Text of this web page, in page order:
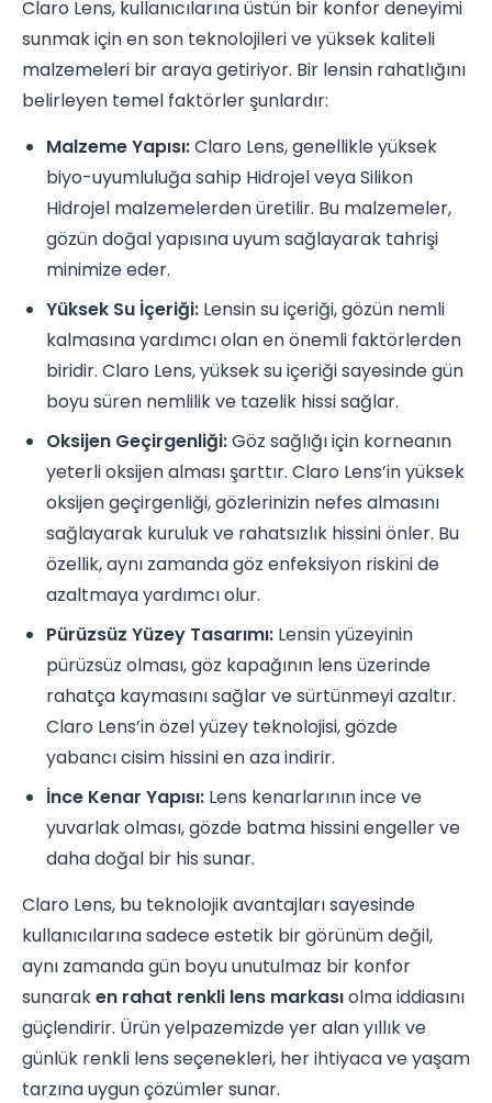
Claro Lens, kullanıcılarına üstün bir konfor deneyimi
sunmak için en son teknolojileri ve yüksek kaliteli
malzemeleri bir araya getiriyor. Bir lensin rahatlığını
belirleyen temel faktörler şunlardır:
Malzeme Yapısı:Claro Lens, genellikle yüksek
biyo-uyumluluğa sahip Hidrojel veya Silikon
Hidrojel malzemelerden üretilir. Bu malzemeler,
gözün doğal yapısına uyum sağlayarak tahrişi
minimize eder.
Yüksek Su İçeriği: Lensin su içeriği, gözün nemli
kalmasına yardımcı olan en önemli faktörlerden
biridir. Claro Lens, yüksek su içeriği sayesinde gün
boyu süren nemlilik ve tazelik hissi sağlar.
Oksijen Geçirgenliği:Göz sağlığı için korneanın
yeterli oksijen alması şarttır. Claro Lens’in yüksek
oksijen geçirgenliği, gözlerinizin nefes almasını
sağlayarak kuruluk ve rahatsızlık hissini önler. Bu
özellik, aynı zamanda göz enfeksiyon riskini de
azaltmaya yardımcı olur.
Pürüzsüz Yüzey Tasarımı: Lensin yüzeyinin
pürüzsüz olması, göz kapağının lens üzerinde
rahatça kaymasını sağlar ve sürtünmeyi azaltır.
Claro Lens’in özel yüzey teknolojisi, gözde
yabancı cisim hissini en aza indirir.
İnce Kenar Yapısı: Lens kenarlarının ince ve
yuvarlak olması, gözde batma hissini engeller ve
daha doğal bir his sunar.
Claro Lens, bu teknolojik avantajları sayesinde
kullanıcılarına sadece estetik bir görünüm değil,
aynı zamanda gün boyu unutulmaz bir konfor
sunaraken rahat renkli lens markasıolma iddiasını
güçlendirir. Ürün yelpazemizde yer alan yıllık ve
günlük renkli lens seçenekleri, her ihtiyaca ve yaşam
tarzına uygun çözümler sunar.